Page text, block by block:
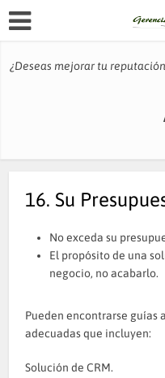
¿Deseas mejorar tu
16. Su
No exceda su
El propósito de una
negocio, no acabarlo.
Pueden encontrarse guías
adecuadas que incluyen:
Solución de CRM.